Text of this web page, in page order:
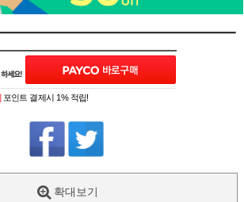
포인트 결제시 1% 적립!
확대보기